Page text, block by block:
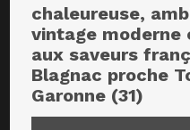
chaleureuse,
vintage moderne
aux saveurs
Blagnac proche
Garonne (31)